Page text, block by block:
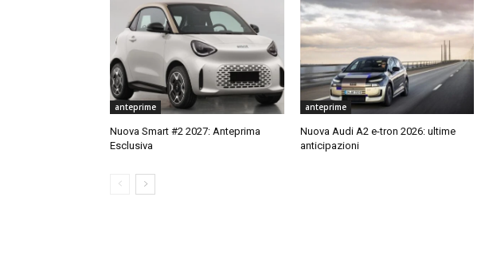
anteprime
Nuova Smart #2 2027: Anteprima
Esclusiva
anteprime
Nuova Audi A2 e-tron 2026: ultime
anticipazioni